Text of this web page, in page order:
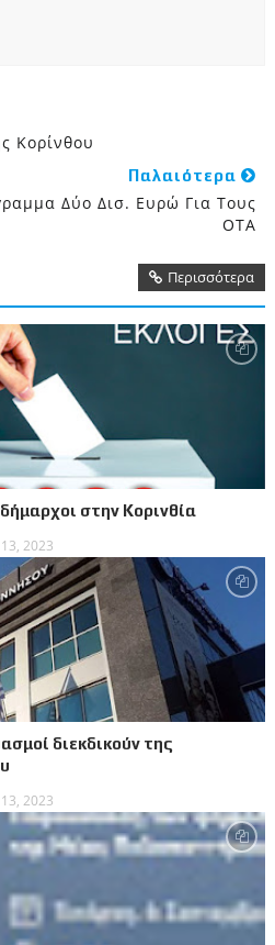
Κορίνθου
Παλαιότερα
Δύο Δισ. Ευρώ Για Τους
ΟΤΑ
Περισσότερα
στην Κορινθία
2023
διεκδικούν της
2023